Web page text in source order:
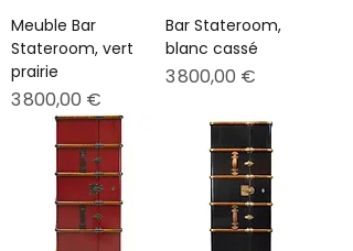
Meuble Bar
Stateroom, vert
prairie
Prix
3 800,00 €
Bar Stateroom,
blanc cassé
Prix
3 800,00 €